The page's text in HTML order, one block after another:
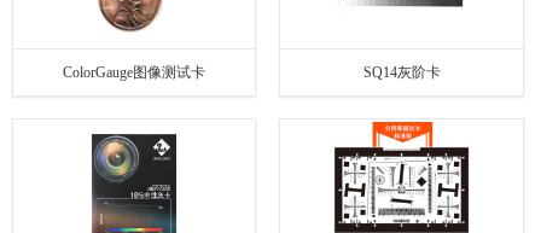
ColorGauge图像测试卡 SQ14灰阶卡